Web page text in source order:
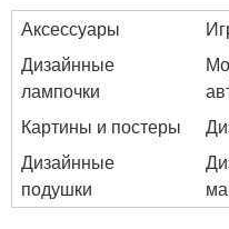
Аксессуары
Дизайнные
лампочки
Картины и постеры
Дизайнные
подушки